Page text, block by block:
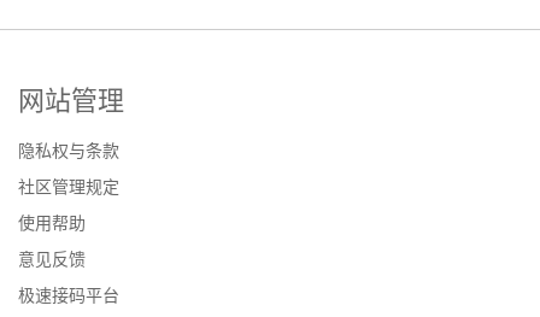
网站管理
隐私权与条款
社区管理规定
使用帮助
意见反馈
极速接码平台